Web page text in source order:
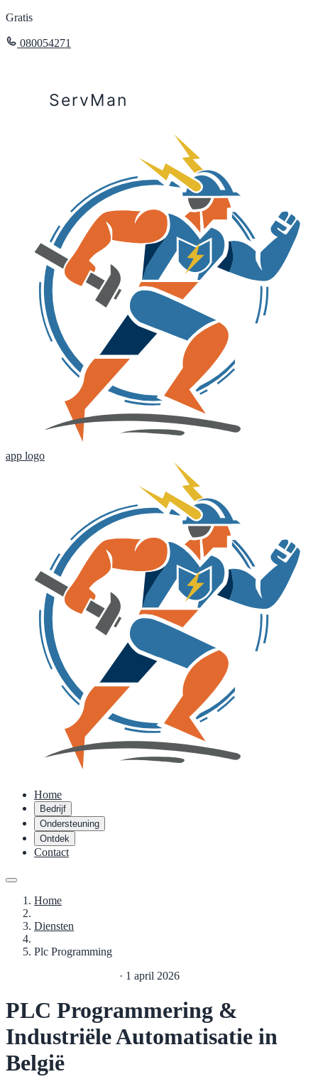
Gratis
080054271
ServMan
app logo
Home
Bedrijf
Ondersteuning
Ontdek
Contact
Home
Diensten
Plc Programming
· 1 april 2026
PLC Programmering &
Industriële Automatisatie in
België